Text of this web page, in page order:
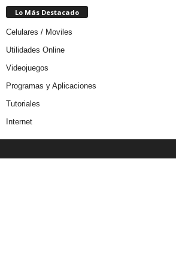
Lo Más Destacado
Celulares / Moviles
Utilidades Online
Videojuegos
Programas y Aplicaciones
Tutoriales
Internet